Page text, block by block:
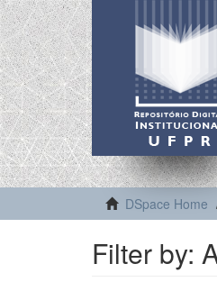
DSpace Home
Filter by: